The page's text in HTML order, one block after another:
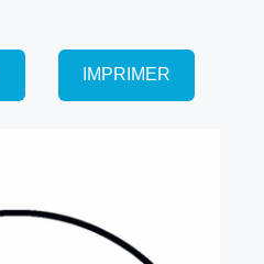
IMPRIMER